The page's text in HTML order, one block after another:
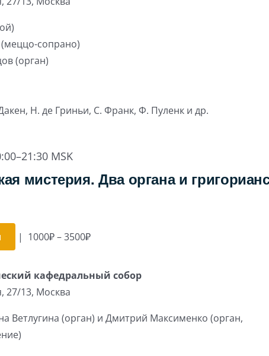
сопрано)
(орган)
Н. де Гриньи, С. Франк, Ф. Пуленк и др.
–21:30 MSK
мистерия. Два органа и
| 1000₽ – 3500₽
кафедральный собор
27/13, Москва
Ветлугина (орган) и Дмитрий Максименко (орган,